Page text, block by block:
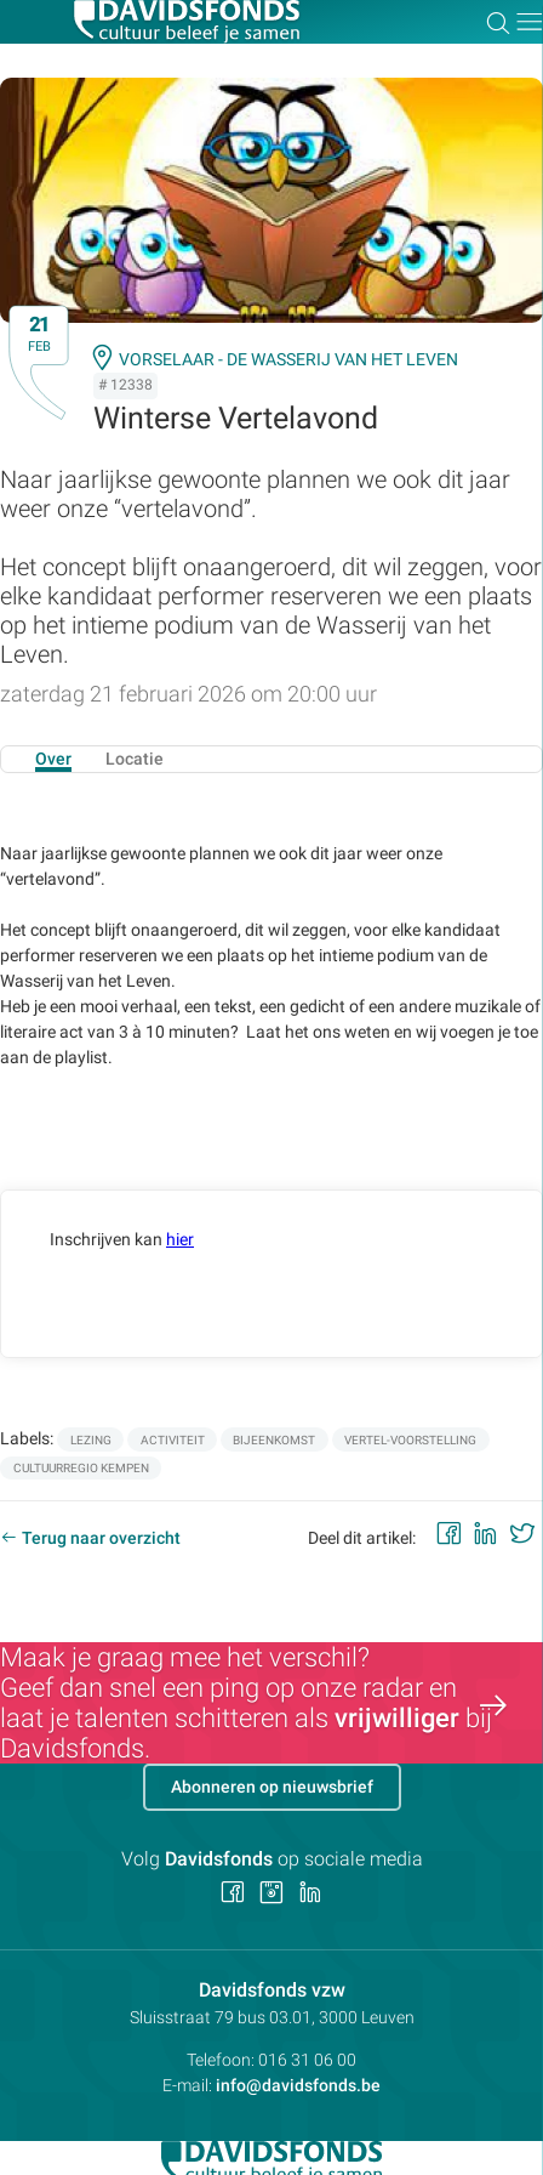
21
FEB
VORSELAAR - DE WASSERIJ VAN HET LEVEN
# 12338
Winterse Vertelavond
Naar jaarlijkse gewoonte plannen we ook dit jaar
weer onze “vertelavond”.
Het concept blijft onaangeroerd, dit wil zeggen, voor
elke kandidaat performer reserveren we een plaats
op het intieme podium van de Wasserij van het
Leven.
zaterdag 21 februari 2026 om 20:00 uur
Over Locatie
Naar jaarlijkse gewoonte plannen we ook dit jaar weer onze
“vertelavond”.
Het concept blijft onaangeroerd, dit wil zeggen, voor elke kandidaat
performer reserveren we een plaats op het intieme podium van de
Wasserij van het Leven.
Heb je een mooi verhaal, een tekst, een gedicht of een andere muzikale of
literaire act van 3 à 10 minuten? Laat het ons weten en wij voegen je toe
aan de playlist.
Inschrijven kan hier
Labels: LEZING ACTIVITEIT BIJEENKOMST VERTEL-VOORSTELLING
CULTUURREGIO KEMPEN
Terug naar overzicht Deel dit artikel:
Maak je graag mee het verschil?
Geef dan snel een ping op onze radar en
laat je talenten schitteren als vrijwilliger bij
Davidsfonds.
Davidsfonds vzwContactpersoon:
Adres:
Sluisstraat 79 bus 03.01, 3000 Leuven
Telefoon: 016 31 06 00
E-mail: info@davidsfonds.be
Abonneren op nieuwsbrief
Volg Davidsfondsop sociale media
Volg Volg
Zoek:
Zoeken